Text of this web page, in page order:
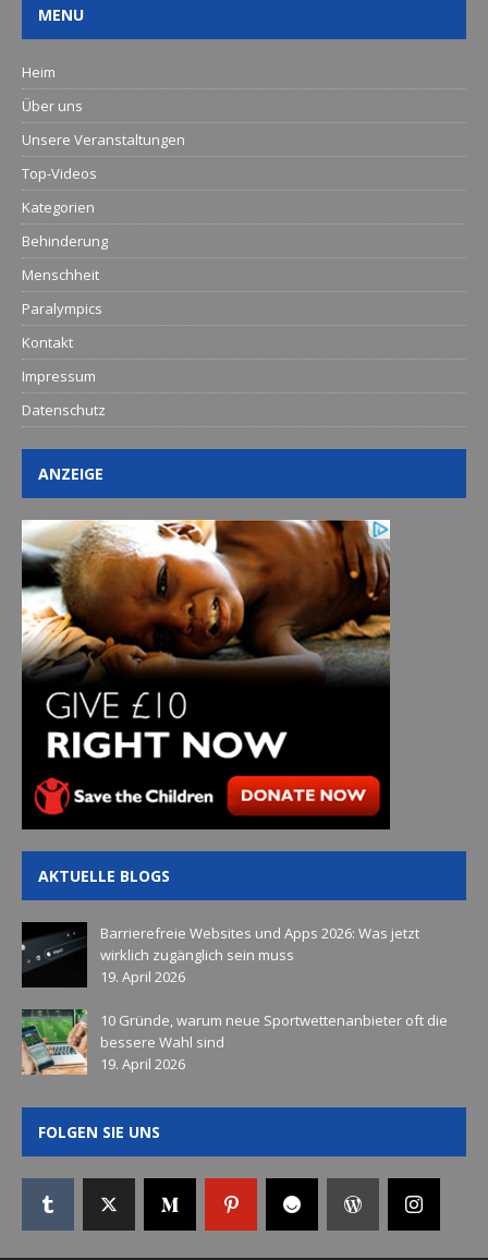
MENU
Heim
Über uns
Unsere Veranstaltungen
Top-Videos
Kategorien
Behinderung
Menschheit
Paralympics
Kontakt
Impressum
Datenschutz
ANZEIGE
AKTUELLE BLOGS
Barrierefreie Websites und Apps 2026: Was jetzt
wirklich zugänglich sein muss
19. April 2026
10 Gründe, warum neue Sportwettenanbieter oft die
bessere Wahl sind
19. April 2026
FOLGEN SIE UNS